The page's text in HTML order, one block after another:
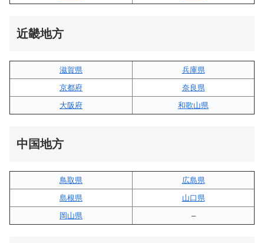
近畿地方
滋賀県
兵庫県
京都府
奈良県
大阪府
和歌山県
中国地方
鳥取県
広島県
島根県
山口県
岡山県
–